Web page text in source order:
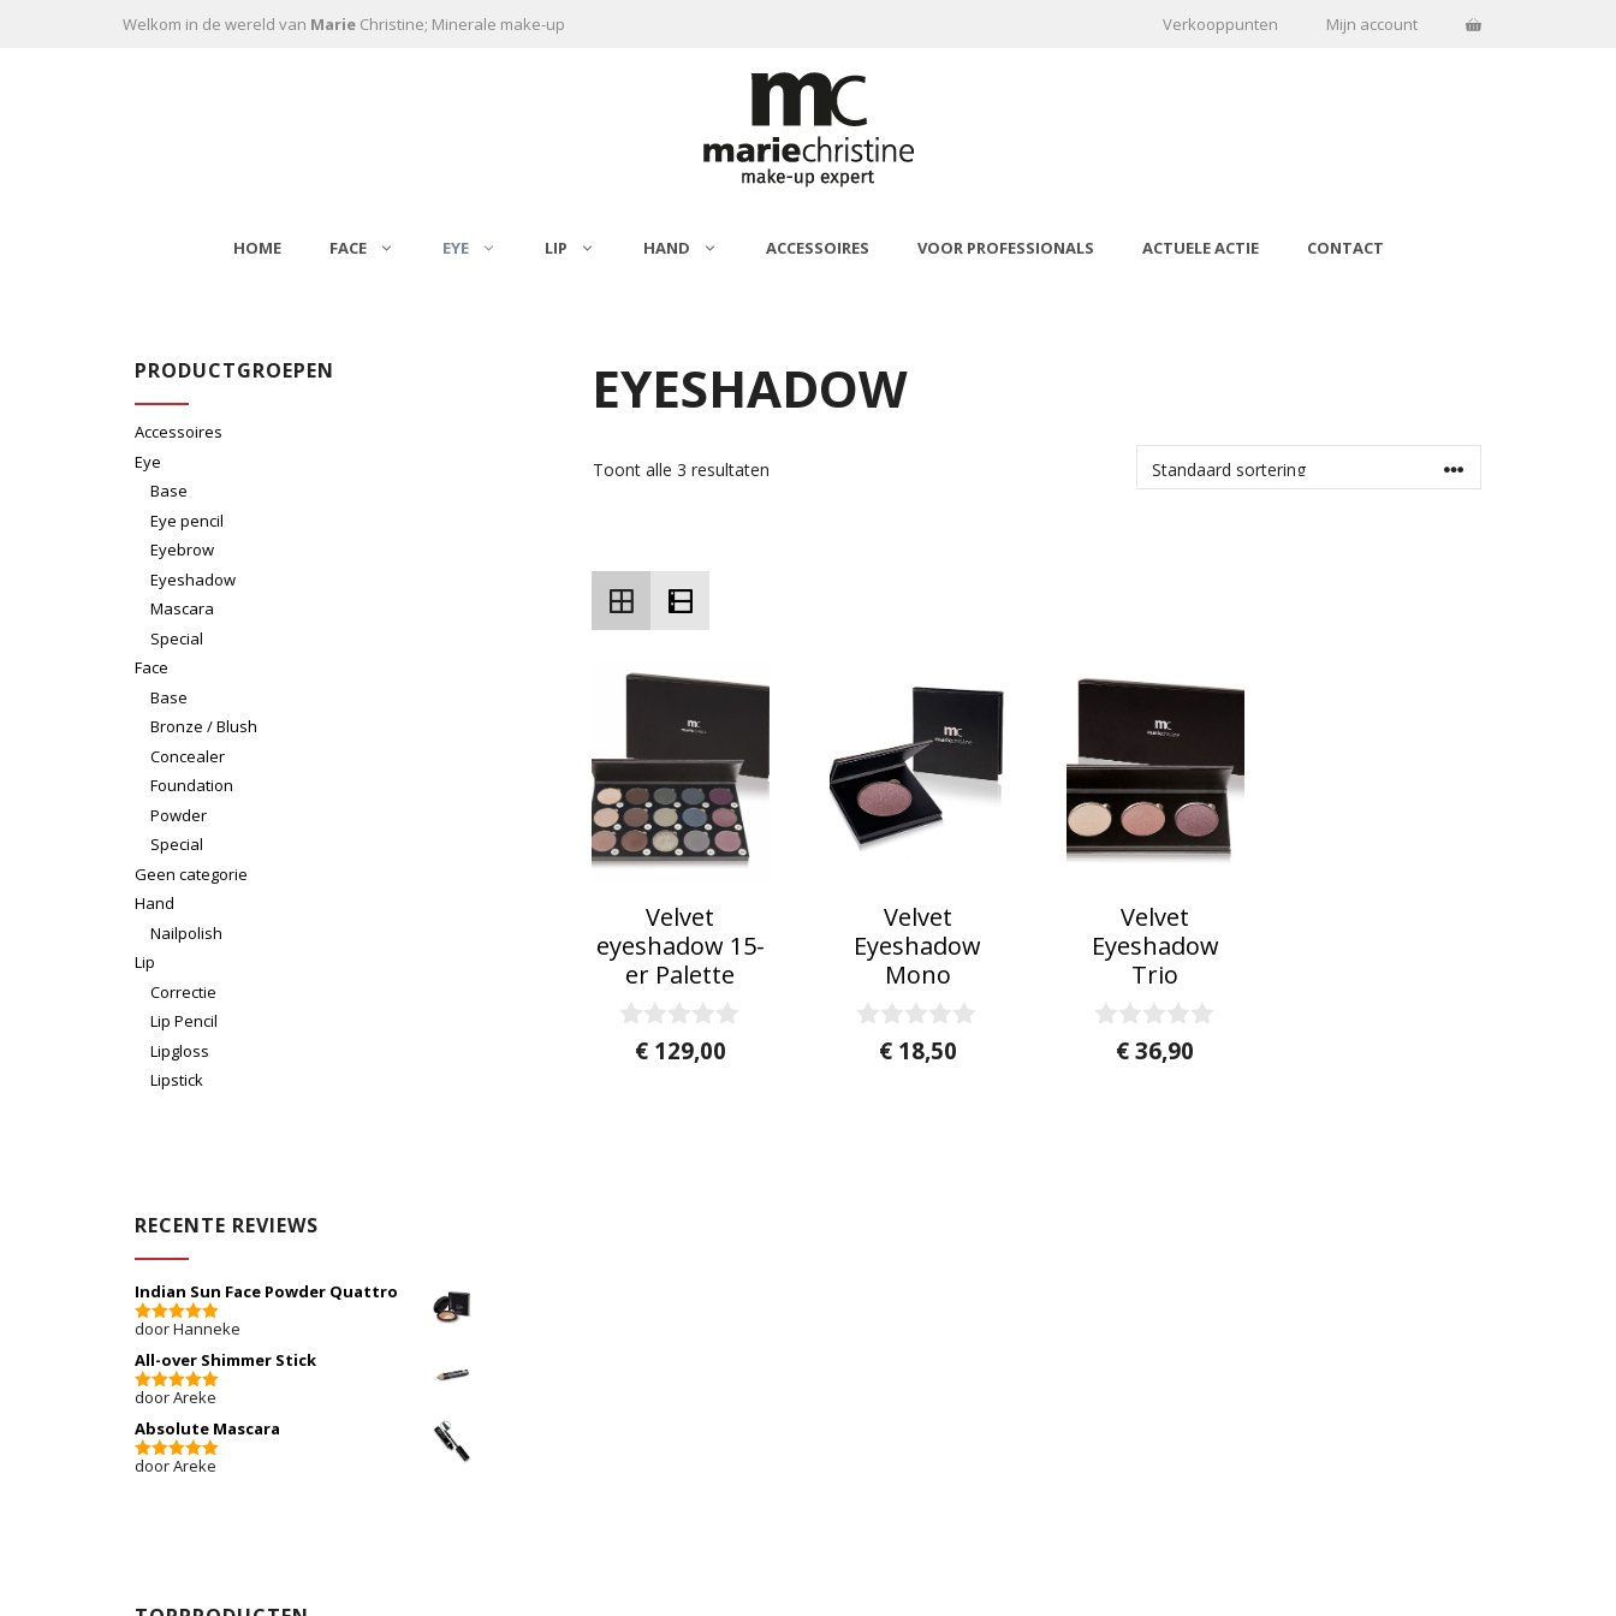
Ga naar de inhoud
Welkom in de wereld van Marie Christine; Minerale make-up Verkooppunten Mijn account
HOME FACE EYE LIP HAND ACCESSOIRES VOOR PROFESSIONALS ACTUELE ACTIE CONTACT
EYESHADOW
Toont alle 3 resultaten
Velvet
eyeshadow 15-
er Palette
€129,00
Velvet
Eyeshadow
Mono
€18,50
Velvet
Eyeshadow
Trio
€36,90
PRODUCTGROEPEN
Accessoires
Eye
Base
Eye pencil
Eyebrow
Eyeshadow
Mascara
Special
Face
Base
Bronze / Blush
Concealer
Foundation
Powder
Special
Geen categorie
Hand
Nailpolish
Lip
Correctie
Lip Pencil
Lipgloss
Lipstick
RECENTE REVIEWS
Indian Sun Face Powder Quattro
5van 5
door Hanneke
All-over Shimmer Stick
5van 5
door Areke
Absolute Mascara
5van 5
door Areke